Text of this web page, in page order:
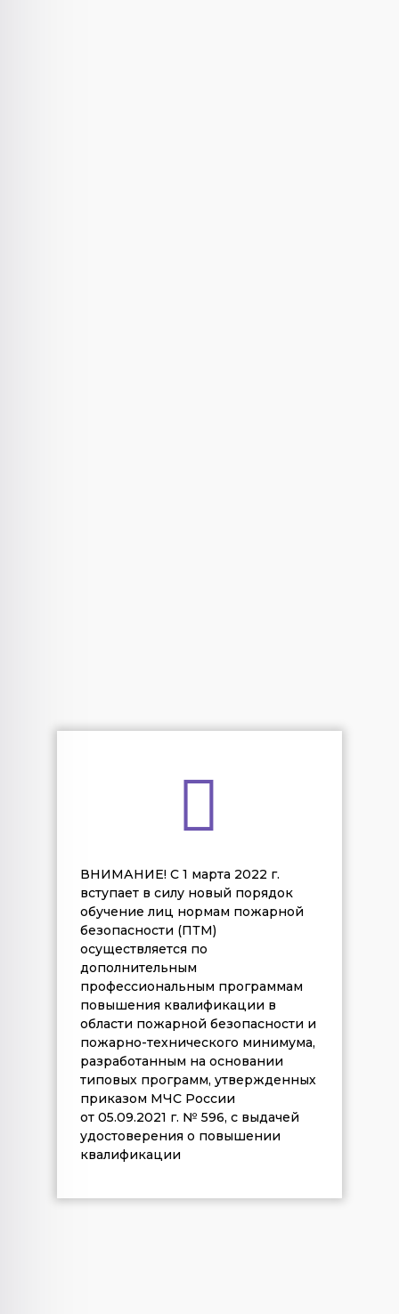
ВНИМАНИЕ! С 1 марта 2022 г.
вступает в силу новый порядок
обучение лиц нормам пожарной
безопасности (ПТМ)
осуществляется по
дополнительным
профессиональным программам
повышения квалификации в
области пожарной безопасности и
пожарно-технического минимума,
разработанным на основании
типовых программ, утвержденных
приказом МЧС России
от 05.09.2021 г. № 596, с выдачей
удостоверения о повышении
квалификации